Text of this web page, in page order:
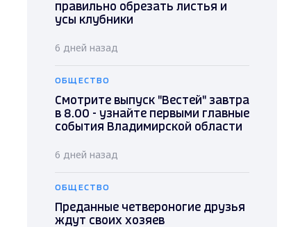
правильно обрезать листья и
усы клубники
6 дней назад
ОБЩЕСТВО
Смотрите выпуск "Вестей" завтра
в 8.00 - узнайте первыми главные
события Владимирской области
6 дней назад
ОБЩЕСТВО
Преданные четвероногие друзья
ждут своих хозяев